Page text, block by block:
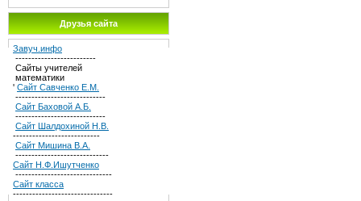
Друзья сайта
Завуч.инфо
-------------------------
Сайты учителей
математики
' Сайт Савченко Е.М.
----------------------------
Сайт Баховой А.Б.
----------------------------
Сайт Шалдохиной Н.В.
---------------------------
Сайт Мишина В.А.
-----------------------------
Сайт Н.Ф.Ишутченко
------------------------------
Сайт класса
-------------------------------